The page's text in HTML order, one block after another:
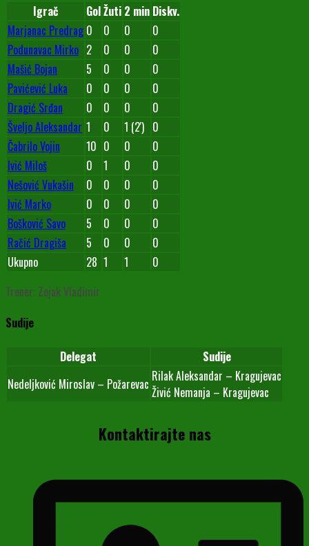
Igrač GolŽuti 2 min Diskv.
Marjanac Predrag 0 0 0
0
Podunavac Mirko 2 0 0
0
Mašić Bojan
5 0 0
0
Pavićević Luka
0 0 0
0
Dragić Srđan
0 0 0
0
Šveljo Aleksandar 1 0 1 (2') 0
Čabrilo Vojin
10 0 0
0
Ivić Miloš
0 1 0
0
Nešović Vukašin
0 0 0
0
Ivić Marko
0 0 0
0
Bošković Savo
5 0 0
0
Račić Dragiša
5 0 0
0
Ukupno
28 1 1
0
Trener: Zejak Vladimir
Sudije
Delegat
Sudije
Nedeljković Miroslav – Požarevac Rilak Aleksandar – Kragujevac
Živić Nemanja – Kragujevac
Kontaktirajte nas